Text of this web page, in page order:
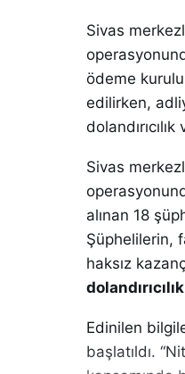
Sivas
ödeme
edilirken,
Sivas
alınan 18
Şüphelilerin,
haksız
dolandırıcılık
Edinilen
başlatıldı.